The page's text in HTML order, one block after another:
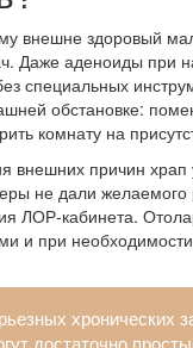
внешне здоровый
Даже аденоиды при
специальных
обстановке:
комнату на
внешних причин
не дали желаемого
ЛОР-кабинета.
и при
хронических
достаточно